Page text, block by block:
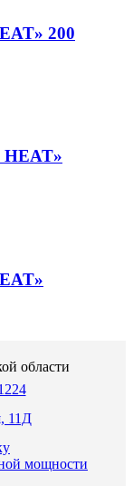
200
HEAT»
области
11Д
мощности